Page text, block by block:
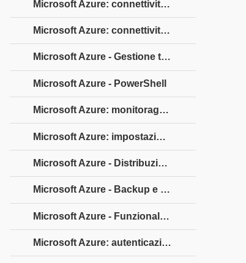
Microsoft Azure: connettività da punto a sito
Microsoft Azure: connettività da sito a sito
Microsoft Azure - Gestione traffico
Microsoft Azure - PowerShell
Microsoft Azure: monitoraggio delle macchine virtuali
Microsoft Azure: impostazione delle regole di avviso
Microsoft Azure - Distribuzione dell'applicazione
Microsoft Azure - Backup e ripristino
Microsoft Azure - Funzionalità self-service
Microsoft Azure: autenticazione a più fattori